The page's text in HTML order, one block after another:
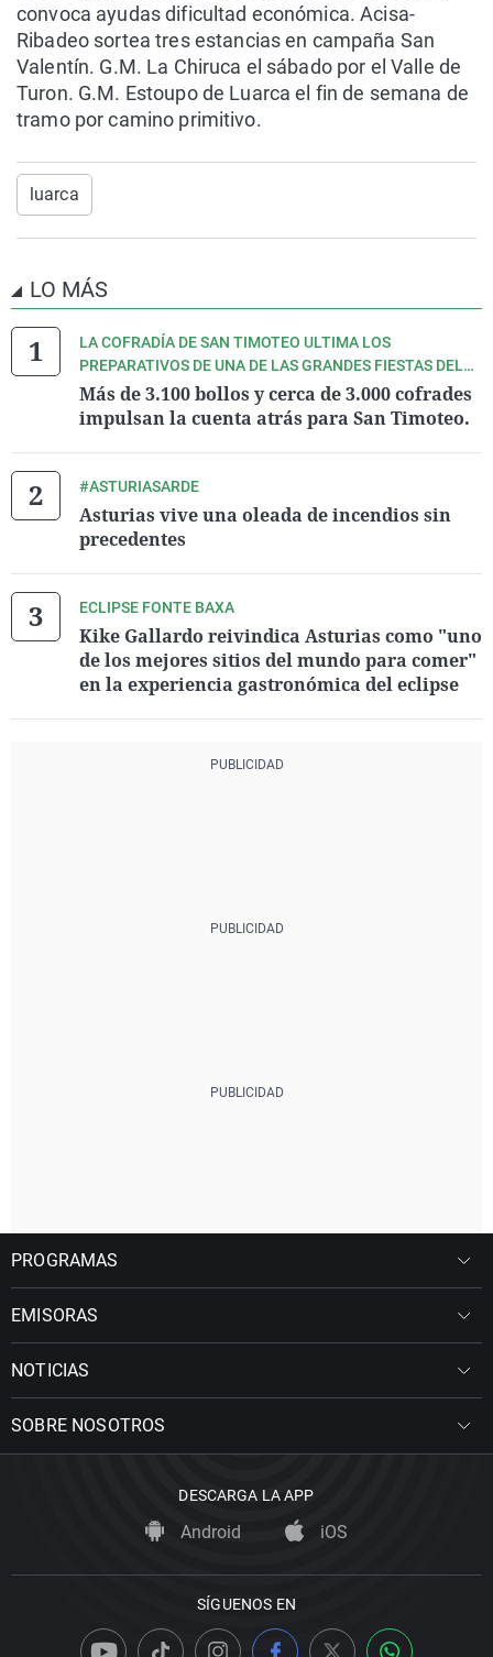
convoca ayudas dificultad económica. Acisa-
Ribadeo sortea tres estancias en campaña San
Valentín. G.M. La Chiruca el sábado por el Valle de
Turon. G.M. Estoupo de Luarca el fin de semana de
tramo por camino primitivo.
luarca
LO MÁS
LA COFRADÍA DE SAN TIMOTEO ULTIMA LOS
PREPARATIVOS DE UNA DE LAS GRANDES FIESTAS DEL
VERANO ASTURIANO.
Más de 3.100 bollos y cerca de 3.000 cofrades
impulsan la cuenta atrás para San Timoteo.
#ASTURIASARDE
Asturias vive una oleada de incendios sin
precedentes
ECLIPSE FONTE BAXA
Kike Gallardo reivindica Asturias como "uno
de los mejores sitios del mundo para comer"
en la experiencia gastronómica del eclipse
PROGRAMAS
EMISORAS
NOTICIAS
SOBRE NOSOTROS
DESCARGA LA APP
Android iOS
SÍGUENOS EN